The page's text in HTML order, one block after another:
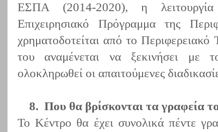
ΕΣΠΑ (2014-2020), η
Επιχειρησιακό Πρόγραμμα της
χρηματοδοτείται από το Περιφερειακό
του αναμένεται να ξεκινήσει με
ολοκληρωθεί οι απαιτούμενες
8. Που θα βρίσκονται τα γραφεία
Το Κέντρο θα έχει συνολικά πέντε